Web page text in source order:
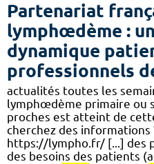
Partenariat
lymphœdème :
dynamique
professionnels
actualités toutes les
lymphœdème primaire ou
proches est atteint de
cherchez des informations
https://lympho.fr/ [...] des
des besoins des patients